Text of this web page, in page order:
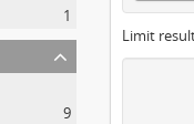
1
9
Limit